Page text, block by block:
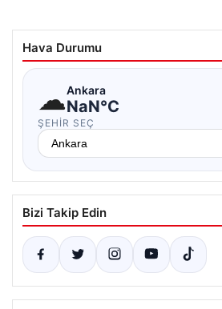
Hava Durumu
☁Ankara
NaN°C
ŞEHIR SEÇ
Bizi Takip Edin